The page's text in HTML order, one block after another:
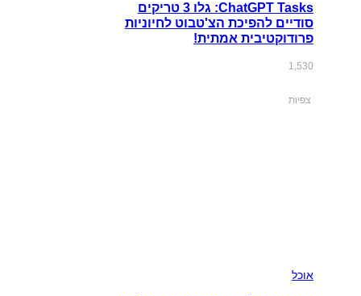
ChatGPT Tasks: גלו 3 טריקים
סודיים להפיכת הצ'טבוט לחיוניות
פרודוקטיבית אמתית!
1,530
צפיות
אוכל